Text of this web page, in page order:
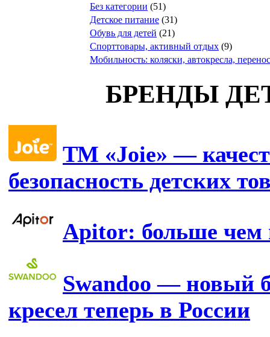
Без категории (51)
Детское питание (31)
Обувь для детей (21)
Спорттовары, активный отдых (9)
Мобильность: коляски, автокресла,
БРЕНДЫ
ТМ «Joie» —
безопасность детских
Apitor: больше чем
Swandoo — новый
кресел теперь в России